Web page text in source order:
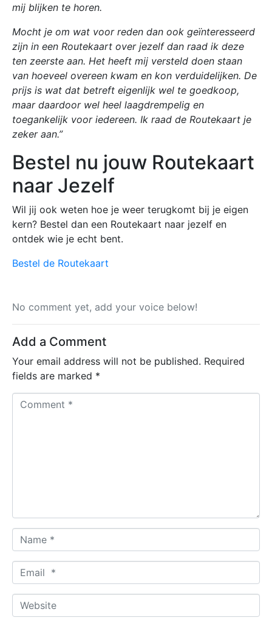
mij blijken te horen.
Mocht je om wat voor reden dan ook geïnteresseerd
zijn in een Routekaart over jezelf dan raad ik deze
ten zeerste aan. Het heeft mij versteld doen staan
van hoeveel overeen kwam en kon verduidelijken. De
prijs is wat dat betreft eigenlijk wel te goedkoop,
maar daardoor wel heel laagdrempelig en
toegankelijk voor iedereen. Ik raad de Routekaart je
zeker aan.”
Bestel nu jouw Routekaart
naar Jezelf
Wil jij ook weten hoe je weer terugkomt bij je eigen
kern? Bestel dan een Routekaart naar jezelf en
ontdek wie je echt bent.
Bestel de Routekaart
No comment yet, add your voice below!
Add a Comment
Your email address will not be published. Required
fields are marked *
a
m
*
m
aW
e